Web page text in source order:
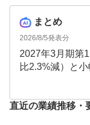
まとめ
2026/8/5発表分
2027年3月期第
比2.3%減）と
と改善し、営
株主帰属の純利
円となりまし
直近の業績推移・